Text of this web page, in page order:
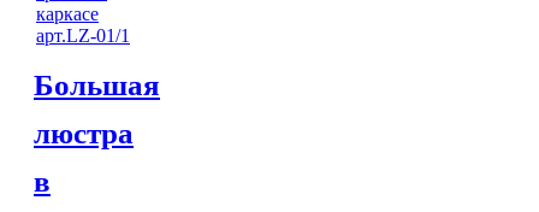
Большая
люстра
в